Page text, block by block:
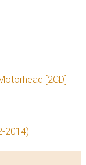
[2CD]
2014)